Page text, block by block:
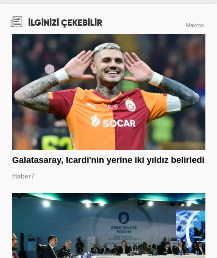
İLGİNİZİ ÇEKEBİLİR Makroo
Galatasaray, Icardi'nin yerine iki yıldız belirledi
Haber7